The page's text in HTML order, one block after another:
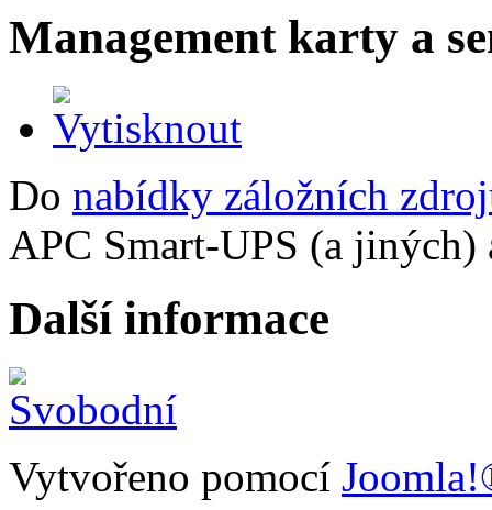
Management karty a
Do nabídky záložních
APC Smart-UPS (a
Další informace
Vytvořeno pomocí